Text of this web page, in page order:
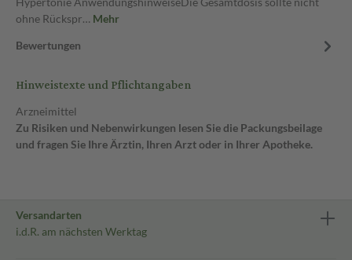
ohne Rückspr… Mehr
Bewertungen
Hinweistexte und Pflichtangaben
Arzneimittel
Zu Risiken und Nebenwirkungen lesen Sie die Packungsbeilage
und fragen Sie Ihre Ärztin, Ihren Arzt oder in Ihrer Apotheke.
Versandarten
i.d.R. am nächsten Werktag